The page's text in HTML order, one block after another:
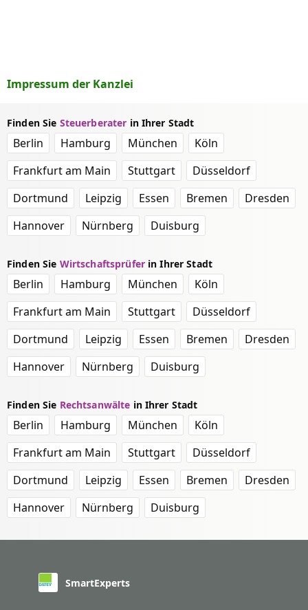
Impressum der Kanzlei
Finden Sie Steuerberater in Ihrer Stadt
Berlin Hamburg München
Köln
Frankfurt am Main
Stuttgart
Düsseldorf
Dortmund
Leipzig Essen Bremen
Dresden
Hannover
Nürnberg Duisburg
Finden Sie Wirtschaftsprüferin Ihrer Stadt
Berlin Hamburg München
Köln
Frankfurt am Main
Stuttgart
Düsseldorf
Dortmund
Leipzig Essen Bremen
Dresden
Hannover
Nürnberg Duisburg
Finden Sie Rechtsanwälte in Ihrer Stadt
Berlin Hamburg München
Köln
Frankfurt am Main
Stuttgart
Düsseldorf
Dortmund
Leipzig Essen Bremen
Dresden
Hannover
Nürnberg Duisburg
SmartExperts